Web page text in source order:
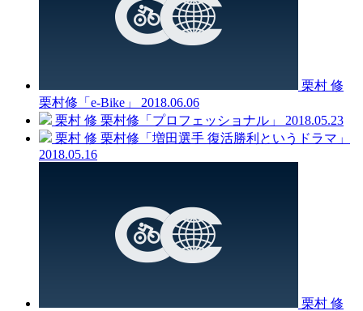
栗村 修
栗村修「e-Bike」
2018.06.06
栗村 修 栗村修「プロフェッショナル」
2018.05.23
栗村 修 栗村修「増田選手 復活勝利というドラマ」
2018.05.16
栗村 修